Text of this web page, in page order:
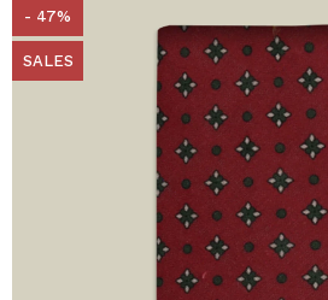
- 47%
SALES